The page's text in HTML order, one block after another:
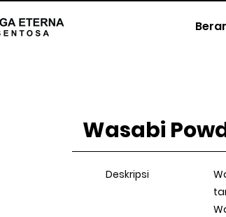
Wasabi
Deskripsi